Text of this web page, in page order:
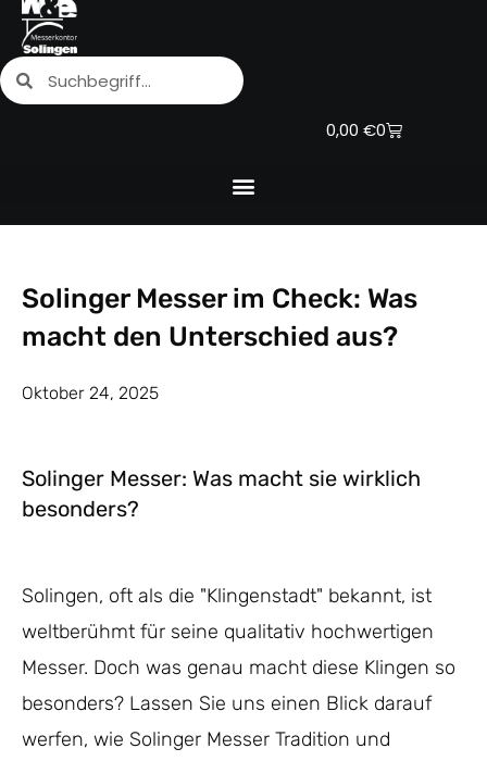
Zum
Inhalt
springen
SucheSuche
0,00 €0
Warenkorb
Solinger Messer im Check: Was
macht den Unterschied aus?
Oktober 24, 2025
Solinger Messer: Was macht sie wirklich
besonders?
Solingen, oft als die "Klingenstadt" bekannt, ist
weltberühmt für seine qualitativ hochwertigen
Messer. Doch was genau macht diese Klingen so
besonders? Lassen Sie uns einen Blick darauf
werfen, wie Solinger Messer Tradition und